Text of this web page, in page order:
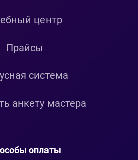
центр
Прайсы
система
анкету мастера
оплаты